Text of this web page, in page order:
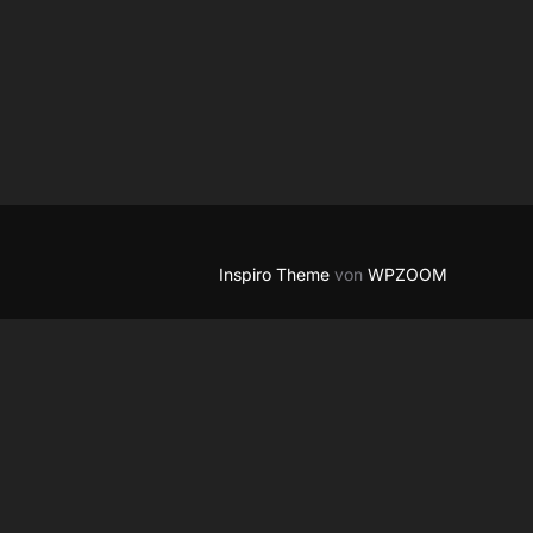
Inspiro Theme von WPZOOM